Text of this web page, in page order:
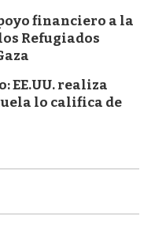
financiero a la
Refugiados
EE.UU. realiza
lo califica de